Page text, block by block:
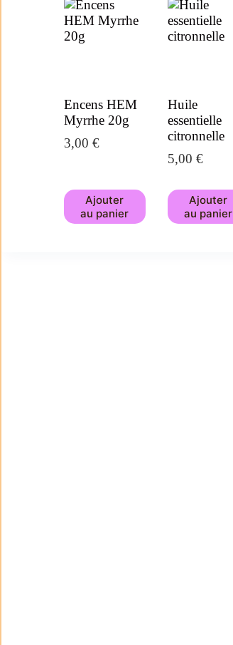
Encens HEM
Myrrhe 20g
3,00 €
Ajouter
au panier
Huile
essentielle
citronnelle
5,00 €
Ajouter
au panier